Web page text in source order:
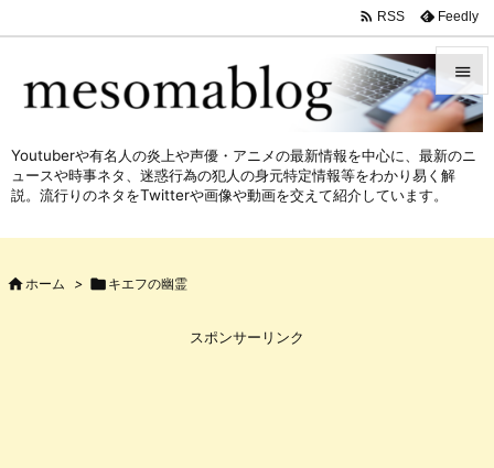



 RSS Feedly
Youtuberや有名人の炎上や声優・アニメの最新情報を中心に、最新のニ
ュースや時事ネタ、迷惑行為の犯人の身元特定情報等をわかり易く解
説。流行りのネタをTwitterや画像や動画を交えて紹介しています。
 ホーム >  キエフの幽霊
スポンサーリンク